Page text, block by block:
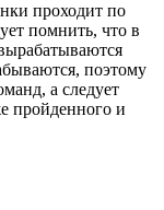
проходит по
помнить, что в
поэтому
а следует
пройденного и